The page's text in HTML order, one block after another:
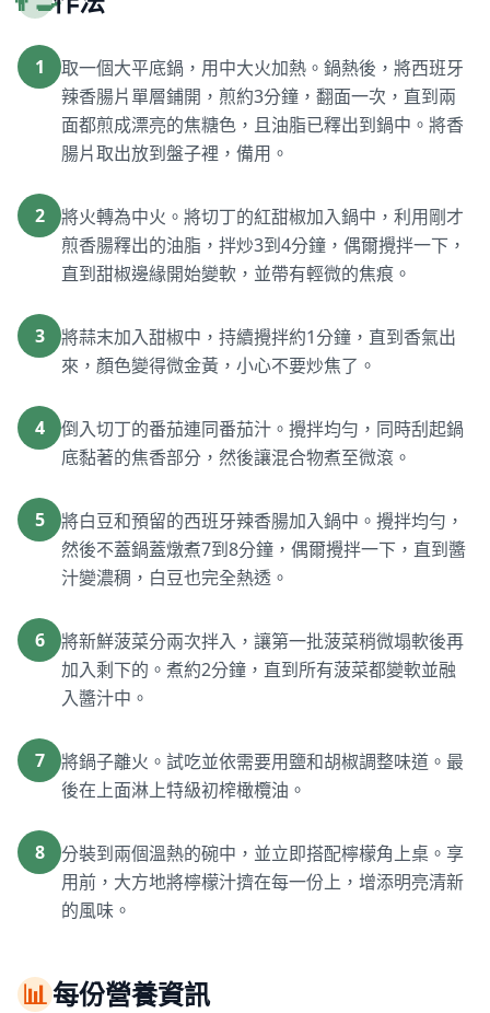
1
取一個大平底鍋，用中大火加熱。鍋熱後，將西班牙
辣香腸片單層鋪開，煎約3分鐘，翻面一次，直到兩
面都煎成漂亮的焦糖色，且油脂已釋出到鍋中。將香
腸片取出放到盤子裡，備用。
2
將火轉為中火。將切丁的紅甜椒加入鍋中，利用剛才
煎香腸釋出的油脂，拌炒3到4分鐘，偶爾攪拌一下，
直到甜椒邊緣開始變軟，並帶有輕微的焦痕。
3
將蒜末加入甜椒中，持續攪拌約1分鐘，直到香氣出
來，顏色變得微金黃，小心不要炒焦了。
4
倒入切丁的番茄連同番茄汁。攪拌均勻，同時刮起鍋
底黏著的焦香部分，然後讓混合物煮至微滾。
5
將白豆和預留的西班牙辣香腸加入鍋中。攪拌均勻，
然後不蓋鍋蓋燉煮7到8分鐘，偶爾攪拌一下，直到醬
汁變濃稠，白豆也完全熱透。
6
將新鮮菠菜分兩次拌入，讓第一批菠菜稍微塌軟後再
加入剩下的。煮約2分鐘，直到所有菠菜都變軟並融
入醬汁中。
7
將鍋子離火。試吃並依需要用鹽和胡椒調整味道。最
後在上面淋上特級初榨橄欖油。
8
分裝到兩個溫熱的碗中，並立即搭配檸檬角上桌。享
用前，大方地將檸檬汁擠在每一份上，增添明亮清新
的風味。
📊每份營養資訊